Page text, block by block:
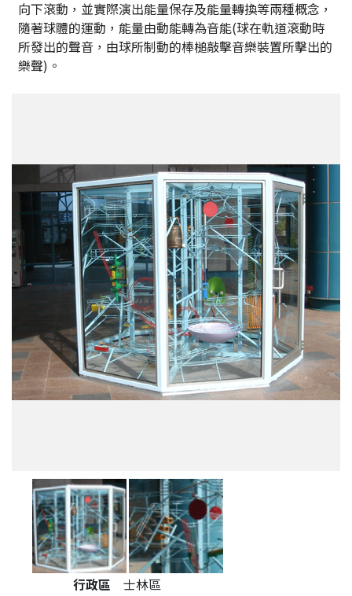
向下滾動，並實際演出能量保存及能量轉換等兩種概念，
隨著球體的運動，能量由動能轉為音能(球在軌道滾動時
所發出的聲音，由球所制動的棒槌敲擊音樂裝置所擊出的
樂聲)。
公共藝術作品詳細資料
行政區
士林區